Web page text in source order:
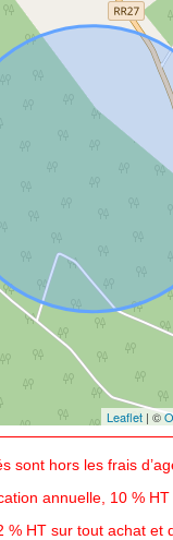
Leaflet | ©
sont hors les frais
annuelle, 10 %
% HT sur tout achat et